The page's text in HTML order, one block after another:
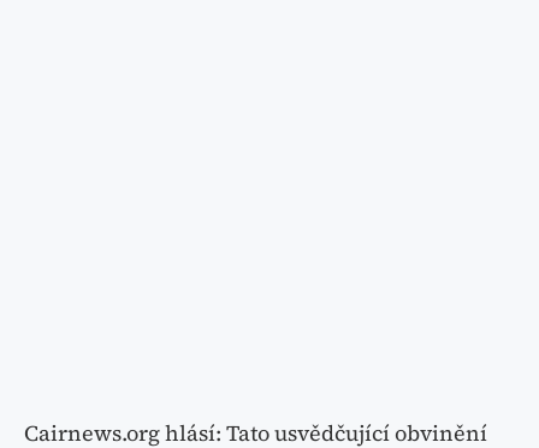
Cairnews.org hlásí: Tato usvědčující obvinění